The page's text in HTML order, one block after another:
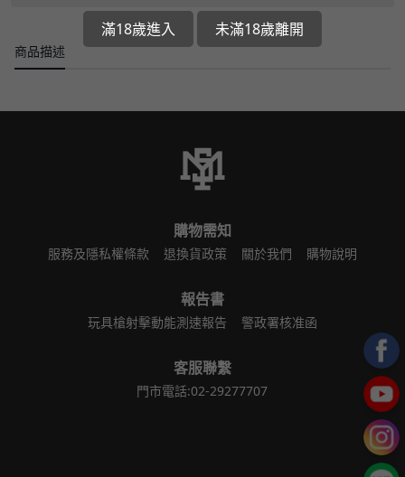
商品描述
購物需知
服務及隱私權條款 退換貨政策 關於我們 購物說明
報告書
玩具槍射擊動能測速報告 警政署核准函
客服聯繫
門市電話:02-29277707
滿18歲進入 未滿18歲離開